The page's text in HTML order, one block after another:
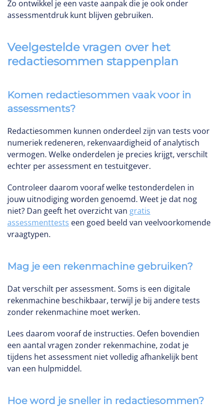
Zo ontwikkel je een vaste aanpak die je ook onder
assessmentdruk kunt blijven gebruiken.
Veelgestelde vragen over het
redactiesommen stappenplan
Komen redactiesommen vaak voor in
assessments?
Redactiesommen kunnen onderdeel zijn van tests voor
numeriek redeneren, rekenvaardigheid of analytisch
vermogen. Welke onderdelen je precies krijgt, verschilt
echter per assessment en testuitgever.
Controleer daarom vooraf welke testonderdelen in
jouw uitnodiging worden genoemd. Weet je dat nog
niet? Dan geeft het overzicht van gratis
assessmenttests een goed beeld van veelvoorkomende
vraagtypen.
Mag je een rekenmachine gebruiken?
Dat verschilt per assessment. Soms is een digitale
rekenmachine beschikbaar, terwijl je bij andere tests
zonder rekenmachine moet werken.
Lees daarom vooraf de instructies. Oefen bovendien
een aantal vragen zonder rekenmachine, zodat je
tijdens het assessment niet volledig afhankelijk bent
van een hulpmiddel.
Hoe word je sneller in redactiesommen?